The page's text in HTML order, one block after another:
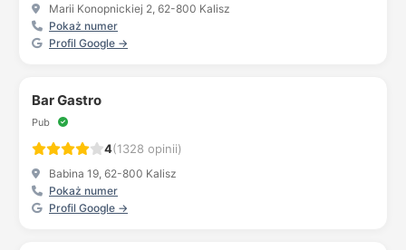
Marii Konopnickiej 2, 62-800 Kalisz
Pokaż numer
Profil Google →
Bar Gastro
Pub
4(1328 opinii)
Babina 19, 62-800 Kalisz
Pokaż numer
Profil Google →